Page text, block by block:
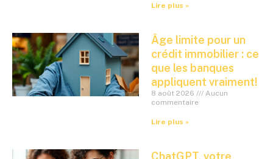
Lire plus »
Âge limite pour un
crédit immobilier : ce
que les banques
appliquent vraiment!
8 août 2026
Aucun
commentaire
Lire plus »
ChatGPT, votre